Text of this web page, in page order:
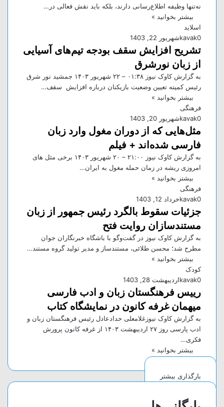
نه‌تنها وظیفه اطلاع‌رسانی دارند، بلکه باید نقش فعالی در…
بیشتر بخوانید »
اسلاید
kavakشهریور 22, 1403 0
تشریح افزایش سقف بودجه تیم‌های آسیایی
از زبان نورشرق
به گزارش کاوک نیوز ۰۱:۳۸ – ۲۲ شهريور ۱۴۰۳ جمشید نور شرق
رئیس کمیته تعیین وضعیت بازیکنان درباره افزایش سقف…
بیشتر بخوانید »
فرهنگی
kavakشهریور 20, 1403 0
مثل‌هایی که از دوران مغول وارد زبان
فارسی شده‌اند + فیلم
به گزارش کاوک نیوز ۲۱:۰۰ – ۲۰ شهريور ۱۴۰۳ برخی مثل های
امروزی ریشه در زمان حمله مغول به ایران…
بیشتر بخوانید »
فرهنگی
kavakخرداد 12, 1403 0
جزئیات سقوط بالگرد رئیس جمهور از زبان
مستندسازان روایت فتح
به گزارش کاوک نیوز در گفت‌وگو با باشگاه خبرنگاران جوان
مطرح شد؛ محسن طلائی، مستند‌ساز و مدیر تولید گروه مستند…
بیشتر بخوانید »
کودک
kavakاردیبهشت 28, 1403 0
رییس فرهنگستان زبان و ادب فارسی
میهمان غرفه کانون در نمایشگاه کتاب
به گزارش کاوک نیوزغلامعلی حدادعادل رئیس فرهنگستان زبان و
ادب پارسی روز ۲۷ اردیبهشت ۱۴۰۳ از غرفه کانون پرورش
فکری…
بیشتر بخوانید »
بارگذاری بیشتر